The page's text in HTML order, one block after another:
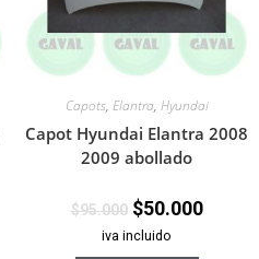
Capots, Elantra, Hyundai
Capot Hyundai Elantra 2008
2009 abollado
$95.000 $50.000
iva incluido